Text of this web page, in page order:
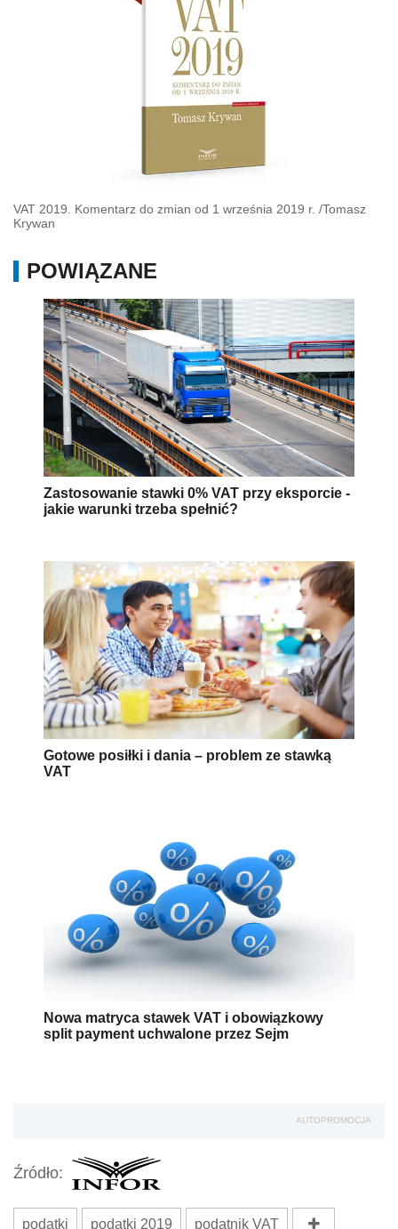
VAT 2019. Komentarz do zmian od 1 września 2019 r. /Tomasz
Krywan
POWIĄZANE
Zastosowanie stawki 0% VAT przy eksporcie -
jakie warunki trzeba spełnić?
Gotowe posiłki i dania – problem ze stawką
VAT
Nowa matryca stawek VAT i obowiązkowy
split payment uchwalone przez Sejm
AUTOPROMOCJA
Źródło:
podatki podatki 2019 podatnik VAT